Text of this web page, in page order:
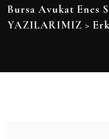
Bursa Avukat Enes
YAZILARIMIZ >